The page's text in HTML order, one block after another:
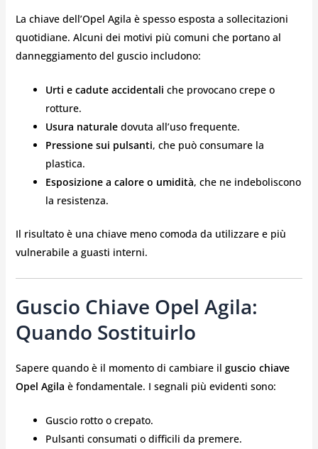
La chiave dell’Opel Agila è spesso esposta a sollecitazioni
quotidiane. Alcuni dei motivi più comuni che portano al
danneggiamento del guscio includono:
Urti e cadute accidentali che provocano crepe o
rotture.
Usura naturaledovuta all’uso frequente.
Pressione sui pulsanti, che può consumare la
plastica.
Esposizione a calore o umidità, che ne indeboliscono
la resistenza.
Il risultato è una chiave meno comoda da utilizzare e più
vulnerabile a guasti interni.
Guscio Chiave Opel Agila:
Quando Sostituirlo
Sapere quando è il momento di cambiare il guscio chiave
Opel Agila è fondamentale. I segnali più evidenti sono:
Guscio rotto o crepato.
Pulsanti consumati o difficili da premere.